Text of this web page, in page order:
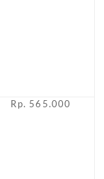
Rp. 565.000